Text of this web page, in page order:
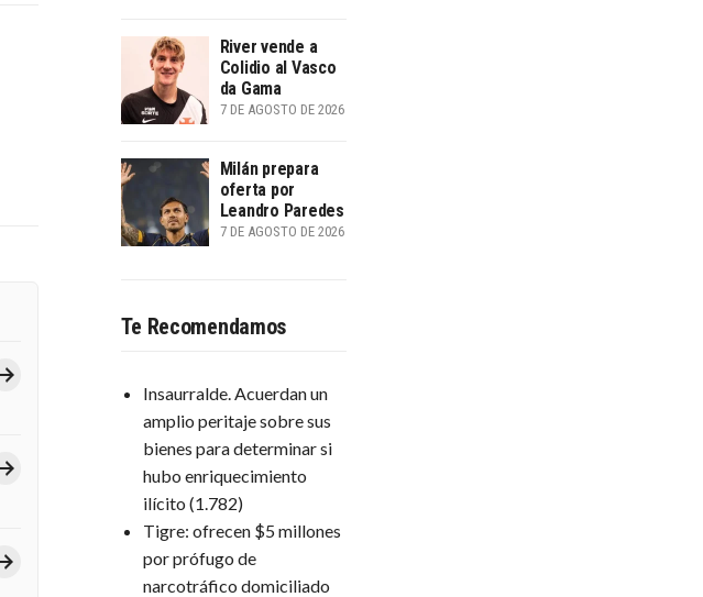
River vende a
Colidio al Vasco
da Gama
7 DE AGOSTO DE 2026
Milán prepara
oferta por
Leandro Paredes
7 DE AGOSTO DE 2026
Te Recomendamos
Insaurralde. Acuerdan un
amplio peritaje sobre sus
bienes para determinar si
hubo enriquecimiento
ilícito (1.782)
Tigre: ofrecen $5 millones
por prófugo de
narcotráfico domiciliado